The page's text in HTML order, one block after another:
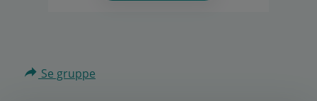
Se gruppe